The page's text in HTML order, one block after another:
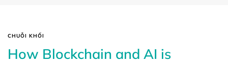
CHUỖI KHỐI
How Blockchain and AI is